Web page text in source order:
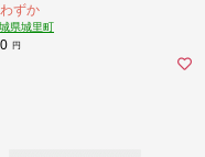
ずか
県城里町
円